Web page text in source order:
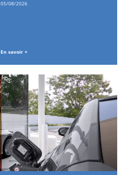
05/08/2026
En savoir +